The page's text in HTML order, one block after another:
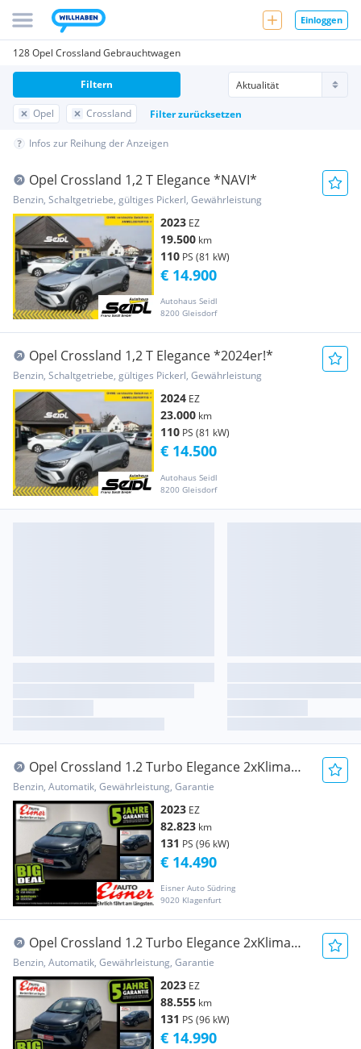
Einloggen
128 Opel Crossland Gebrauchtwagen
Opel Crossland Filter zurücksetzen
Filtern
Infos zur Reihung der Anzeigen
Opel Crossland 1,2 T Elegance *NAVI*
Benzin, Schaltgetriebe, gültiges Pickerl, Gewährleistung
2023 EZ
19.500 km
110 PS (81 kW)
Autohaus Seidl
8200 Gleisdorf
€ 14.900
Opel Crossland 1,2 T Elegance *2024er!*
Benzin, Schaltgetriebe, gültiges Pickerl, Gewährleistung
2024 EZ
23.000 km
110 PS (81 kW)
Autohaus Seidl
8200 Gleisdorf
€ 14.500
Opel Crossland 1.2 Turbo Elegance 2xKlima
AUT KlimaA
Benzin, Automatik, Gewährleistung, Garantie
2023 EZ
82.823 km
131 PS (96 kW)
Eisner Auto Südring
9020 Klagenfurt
€ 14.490
Opel Crossland 1.2 Turbo Elegance 2xKlima
AUT KlimaA
Benzin, Automatik, Gewährleistung, Garantie
2023 EZ
88.555 km
131 PS (96 kW)
€ 14.990